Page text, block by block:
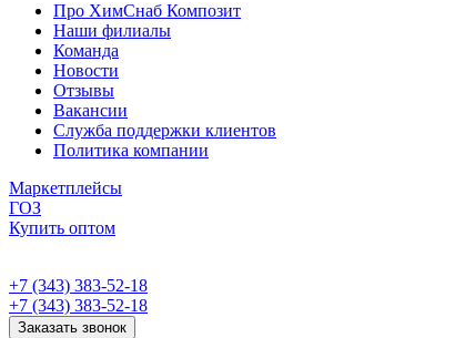
Про ХимСнаб Композит
Наши филиалы
Команда
Новости
Отзывы
Вакансии
Служба поддержки клиентов
Политика компании
Маркетплейсы
ГОЗ
Купить оптом
+7 (343) 383-52-18
+7 (343) 383-52-18
Заказать звонок